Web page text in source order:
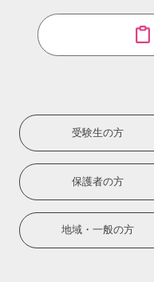
受験生の方
保護者の方
地域・一般の方